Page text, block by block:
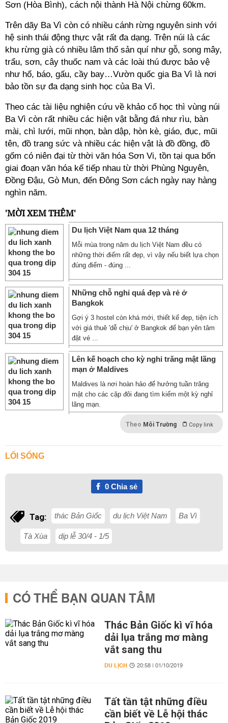
Sơn (Hòa Bình), cách nội thành Hà Nội chừng 60km.
Trên dãy Ba Vì còn có nhiều cánh rừng nguyên sinh với
hệ sinh thái động thực vật rất đa dạng. Trên núi là các
khu rừng già có nhiều lâm thổ sản quí như gỗ, song mây,
trẩu, sơn, cây thuốc nam và các loài thú được bảo vệ
như hổ, báo, gấu, cầy bay…Vườn quốc gia Ba Vì là nơi
bảo tồn sự đa dạng sinh học của Ba Vì.
Theo các tài liệu nghiện cứu về khảo cổ học thì vùng núi
Ba Vì còn rất nhiều các hiện vật bằng đá như rìu, bàn
mài, chì lưới, mũi nhọn, bàn dập, hòn kè, giáo, đục, mũi
tên, đồ trang sức và nhiều các hiện vật là đồ đồng, đồ
gốm có niên đại từ thời văn hóa Sơn Vi, tồn tại qua bốn
giai đoạn văn hóa kế tiếp nhau từ thời Phùng Nguyên,
Đồng Đậu, Gò Mun, đến Đông Sơn cách ngày nay hàng
nghìn năm.
'MỜI XEM THÊM'
Du lịch Việt Nam qua 12 tháng
Mỗi mùa trong năm du lịch Việt Nam đều có
những thời điểm rất đẹp, vì vậy nếu biết lựa chọn
đúng điểm - đúng ...
Những chỗ nghỉ quá đẹp và rẻ ở
Bangkok
Gợi ý 3 hostel còn khá mới, thiết kế đẹp, tiện ích
với giá thuê 'dễ chịu' ở Bangkok để bạn yên tâm
đặt vé ...
Lên kế hoạch cho kỳ nghỉ trăng mật lãng
mạn ở Maldives
Maldives là nơi hoàn hảo để hưởng tuần trăng
mật cho các cặp đôi đang tìm kiếm một kỳ nghỉ
lãng mạn.
Theo Môi Trường Copy link
LỐI SỐNG
0Chia sẻ
Tag: thác Bản Giốc du lịch Việt Nam Ba Vì
Tà Xùa dịp lễ 30/4 - 1/5
CÓ THỂ BẠN QUAN TÂM
Thác Bản Giốc kì vĩ hóa
dải lụa trắng mơ màng
vắt sang thu
DU LỊCH 20:58 | 01/10/2019
Tất tần tật những điều
cần biết về Lễ hội thác